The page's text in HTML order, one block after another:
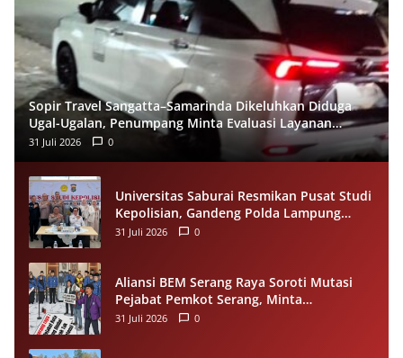
Sopir Travel Sangatta–Samarinda Dikeluhkan Diduga
Ugal-Ugalan, Penumpang Minta Evaluasi Layanan
Almeera
31 Juli 2026 0
Universitas Saburai Resmikan Pusat Studi
Kepolisian, Gandeng Polda Lampung
Perkuat Riset dan Pelayanan Publik
31 Juli 2026 0
Aliansi BEM Serang Raya Soroti Mutasi
Pejabat Pemkot Serang, Minta
Penempatan Jabatan Berbasis
31 Juli 2026 0